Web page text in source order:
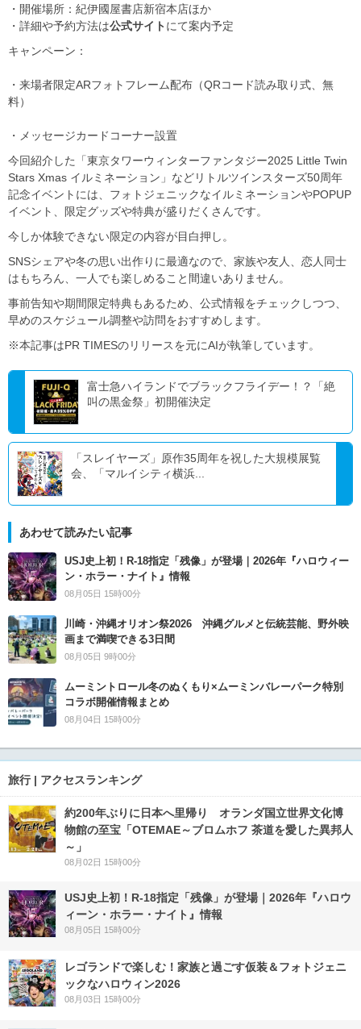
・開催場所：紀伊國屋書店新宿本店ほか
・詳細や予約方法は公式サイト にて案内予定
キャンペーン：
・来場者限定ARフォトフレーム配布（QRコード読み取り式、無
料）
・メッセージカードコーナー設置
今回紹介した「東京タワーウィンターファンタジー2025 Little Twin
Stars Xmas イルミネーション」などリトルツインスターズ50周年
記念イベントには、フォトジェニックなイルミネーションやPOPUP
イベント、限定グッズや特典が盛りだくさんです。
今しか体験できない限定の内容が目白押し。
SNSシェアや冬の思い出作りに最適なので、家族や友人、恋人同士
はもちろん、一人でも楽しめること間違いありません。
事前告知や期間限定特典もあるため、公式情報をチェックしつつ、
早めのスケジュール調整や訪問をおすすめします。
※本記事はPR TIMESのリリースを元にAIが執筆しています。
富士急ハイランドでブラックフライデー！？「絶
叫の黒金祭」初開催決定
「スレイヤーズ」原作35周年を祝した大規模展覧
会、「マルイシティ横浜...
あわせて読みたい記事
USJ史上初！R-18指定「残像」が登場｜2026年『ハロウィー
ン・ホラー・ナイト』情報
08月05日 15時00分
川崎・沖縄オリオン祭2026 沖縄グルメと伝統芸能、野外映
画まで満喫できる3日間
08月05日 9時00分
ムーミントロール冬のぬくもり×ムーミンバレーパーク特別
コラボ開催情報まとめ
08月04日 15時00分
旅行 | アクセスランキング
約200年ぶりに日本へ里帰り オランダ国立世界文化博
物館の至宝「OTEMAE～ブロムホフ 茶道を愛した異邦人
～」
08月02日 15時00分
USJ史上初！R-18指定「残像」が登場｜2026年『ハロウ
ィーン・ホラー・ナイト』情報
08月05日 15時00分
レゴランドで楽しむ！家族と過ごす仮装＆フォトジェニ
ックなハロウィン2026
08月03日 15時00分